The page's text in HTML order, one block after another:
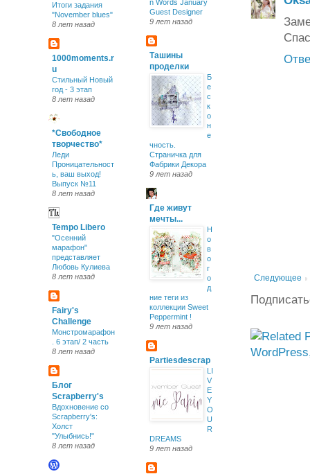
Следующее
Итоги задания
"November blues"
8 лет назад
1000moments.r
u
Стильный Новый
год - 3 этап
8 лет назад
*Свободное
творчество*
Леди
Проницательност
ь, ваш выход!
Выпуск №11
8 лет назад
Tempo Libero
"Осенний
марафон"
представляет
Любовь Кулиева
8 лет назад
Fairy's
Challenge
Монстромарафон
. 6 этап/ 2 часть
8 лет назад
Блог
Scrapberry's
Вдохновение со
Scrapberry's:
Холст
"Улыбнись!"
8 лет назад
n Words January
Guest Designer
9 лет назад
Ташины
проделки
Б
е
с
к
о
н
е
чность.
Страничка для
Фабрики Декора
9 лет назад
Где живут
мечты...
Н
о
в
о
г
о
д
ние теги из
коллекции Sweet
Peppermint !
9 лет назад
Partiesdescrap
LI
V
E
Y
O
U
R
DREAMS
9 лет назад